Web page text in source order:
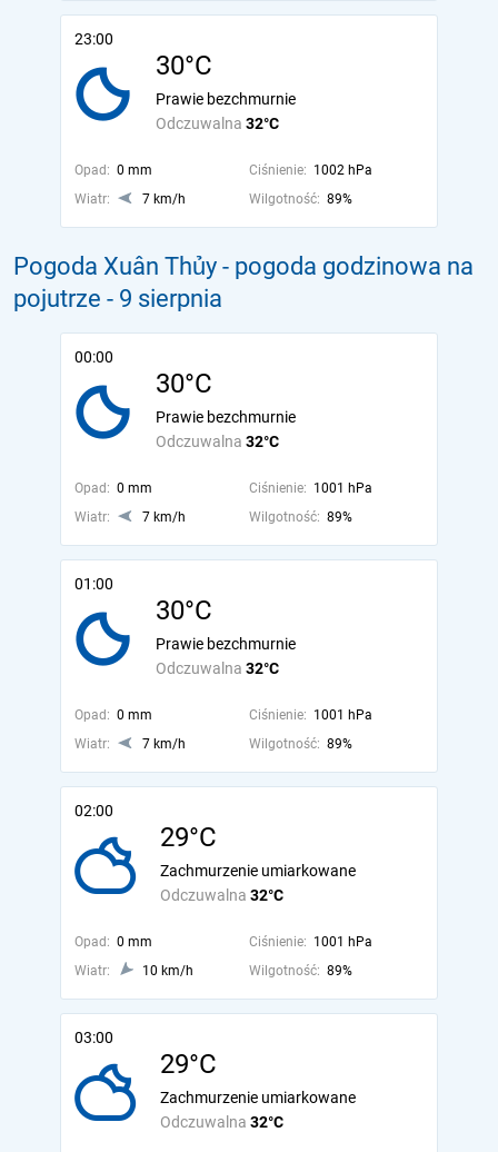
23:00
30°C
Odczuwalna 32°C
Prawie bezchmurnie
Opad: 0 mm Ciśnienie: 1002 hPa
Wiatr:
7 km/h Wilgotność: 89%
Pogoda Xuân Thủy - pogoda godzinowa na
pojutrze - 9 sierpnia
00:00
30°C
Odczuwalna 32°C
Prawie bezchmurnie
Opad: 0 mm Ciśnienie: 1001 hPa
Wiatr:
7 km/h Wilgotność: 89%
01:00
30°C
Odczuwalna 32°C
Prawie bezchmurnie
Opad: 0 mm Ciśnienie: 1001 hPa
Wiatr:
7 km/h Wilgotność: 89%
02:00
29°C
Odczuwalna 32°C
Zachmurzenie umiarkowane
Opad: 0 mm Ciśnienie: 1001 hPa
Wiatr:
10 km/h Wilgotność: 89%
03:00
29°C
Odczuwalna 32°C
Zachmurzenie umiarkowane